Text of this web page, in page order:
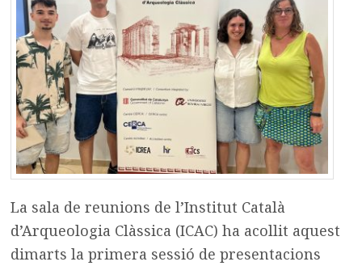
La sala de reunions de l’Institut Català
d’Arqueologia Clàssica (ICAC) ha acollit aquest
dimarts la primera sessió de presentacions